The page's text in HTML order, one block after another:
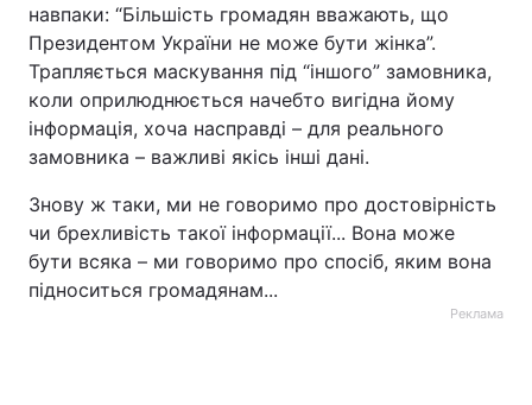
навпаки: “Більшість громадян вважають, що
Президентом України не може бути жінка”.
Трапляється маскування під “іншого” замовника,
коли оприлюднюється начебто вигідна йому
інформація, хоча насправді – для реального
замовника – важливі якісь інші дані.
Знову ж таки, ми не говоримо про достовірність
чи брехливість такої інформації... Вона може
бути всяка – ми говоримо про спосіб, яким вона
підноситься громадянам...
Реклама